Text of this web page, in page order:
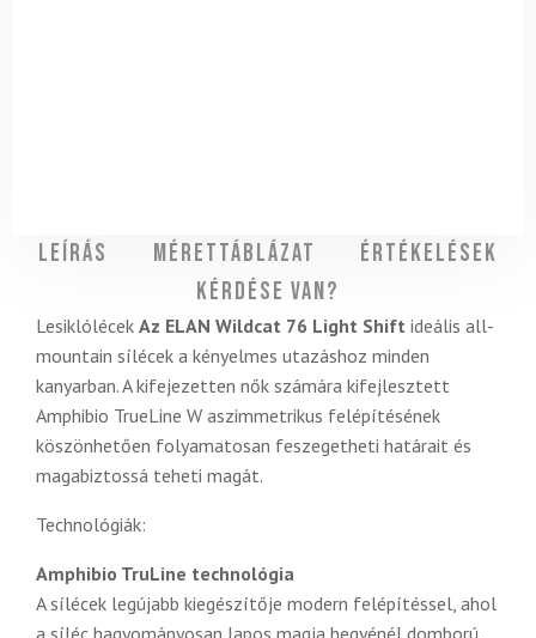
Leírás Mérettáblázat
Értékelések
Kérdése van?
Lesiklólécek Az ELAN Wildcat 76 Light Shift ideális all-
mountain sílécek a kényelmes utazáshoz minden
kanyarban. A kifejezetten nők számára kifejlesztett
Amphibio TrueLine W aszimmetrikus felépítésének
köszönhetően folyamatosan feszegetheti határait és
magabiztossá teheti magát.
Technológiák:
Amphibio TruLine technológia
A sílécek legújabb kiegészítője modern felépítéssel, ahol
a síléc hagyományosan lapos magja hegyénél domború,